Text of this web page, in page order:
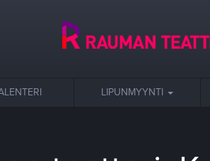
LIPUNMYYNTI